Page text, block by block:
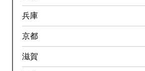
兵庫
京都
滋賀